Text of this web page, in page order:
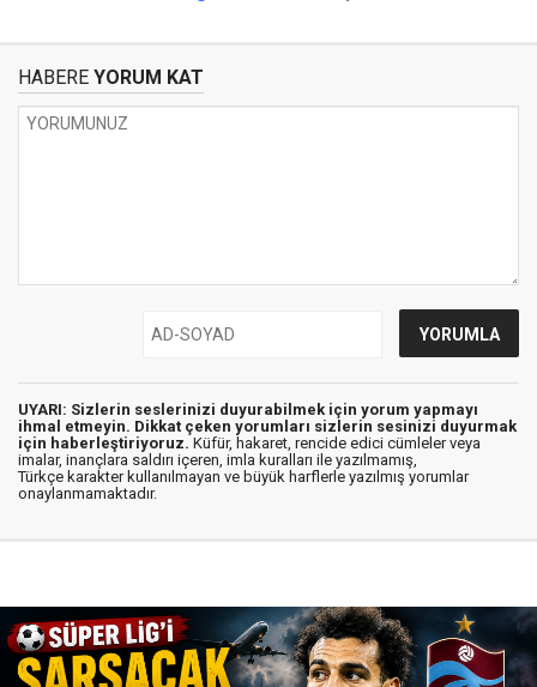
HABERE YORUM KAT
UYARI: Sizlerin seslerinizi duyurabilmek için yorum yapmayı
ihmal etmeyin. Dikkat çeken yorumları sizlerin sesinizi duyurmak
için haberleştiriyoruz. Küfür, hakaret, rencide edici cümleler veya
imalar, inançlara saldırı içeren, imla kuralları ile yazılmamış,
Türkçe karakter kullanılmayan ve büyük harflerle yazılmış yorumlar
onaylanmamaktadır.